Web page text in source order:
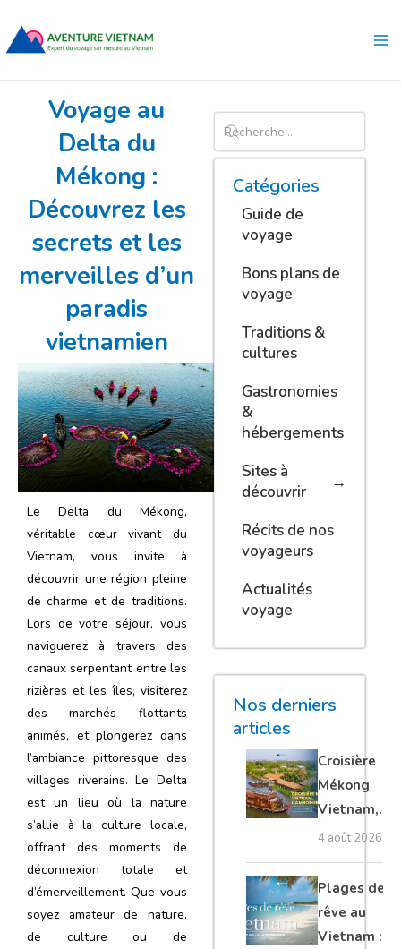
contenu
Voyage au
Delta du
Mékong :
Découvrez les
secrets et les
merveilles d’un
paradis
vietnamien
Le Delta du Mékong,
véritable cœur vivant du
Vietnam, vous invite à
découvrir une région pleine
de charme et de traditions.
Lors de votre séjour, vous
naviguerez à travers des
canaux serpentant entre les
rizières et les îles, visiterez
des marchés flottants
animés, et plongerez dans
l’ambiance pittoresque des
villages riverains. Le Delta
est un lieu où la nature
s’allie à la culture locale,
offrant des moments de
déconnexion totale et
d’émerveillement. Que vous
soyez amateur de nature,
de culture ou de
Catégories
Guide de
voyage
Bons plans de
voyage
Traditions &
cultures
Gastronomies
&
hébergements
Sites à
découvrir
Récits de nos
voyageurs
Actualités
voyage
Nos derniers
articles
Croisière
Mékong
Vietnam,
Cambodge
et Laos :
guide
complet
4 août 2026
Plages de
rêve au
Vietnam :